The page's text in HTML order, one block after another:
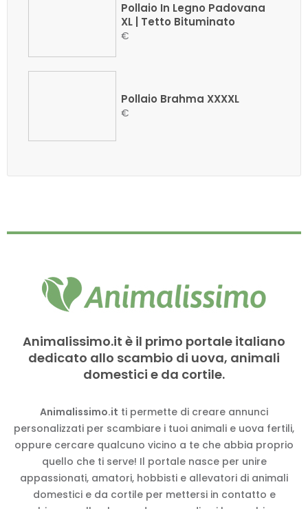
Pollaio In Legno Padovana
XL | Tetto Bituminato
€
Pollaio Brahma XXXXL
€
Animalissimo.it è il primo portale italiano
dedicato allo scambio di uova, animali
domestici e da cortile.
Animalissimo.it ti permette di creare annunci
personalizzati per scambiare i tuoi animali e uova fertili,
oppure cercare qualcuno vicino a te che abbia proprio
quello che ti serve! Il portale nasce per unire
appassionati, amatori, hobbisti e allevatori di animali
domestici e da cortile per mettersi in contatto e